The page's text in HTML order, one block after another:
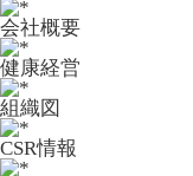
会社概要
健康経営
組織図
CSR情報